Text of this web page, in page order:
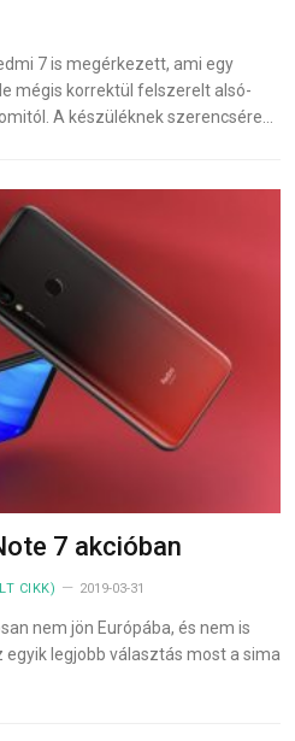
7 is megérkezett, ami egy
mégis korrektül felszerelt alsó-
A készüléknek szerencsére…
7 akcióban
CIKK) 2019-03-31
nem jön Európába, és nem is
egyik legjobb választás most a sima